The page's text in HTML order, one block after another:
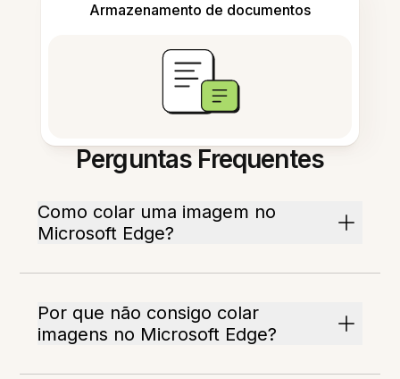
Armazenamento de documentos
Perguntas Frequentes
Como colar uma imagem no
Microsoft Edge?
Por que não consigo colar
imagens no Microsoft Edge?